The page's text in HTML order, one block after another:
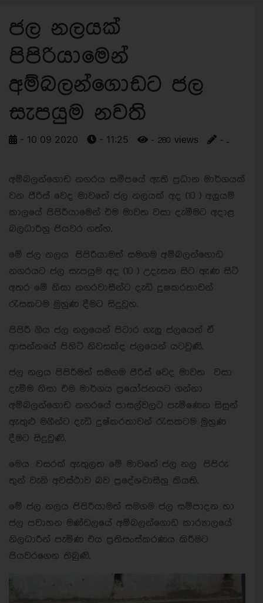
ජල නලයක්
පිපිරියාමෙන්
අම්බලන්ගොඩට ජල
සැපයුම නවති
- 10 09 2020 - 11:25 - 280 views - ..
අම්බලන්ගොඩ නගරය සමීපයේ ඇති ප්‍රධාන මාර්ගයක්
වන පීරිස් වෙද මාවතේ ජල නලයක් අද (10 ) අලුයම්
කාලයේ පිපිරීයාමෙන් එම මාවත වසා දැමීමට අදාළ
බලධාරීහු පියවර ගත්හ.
මේ ජල නලය පිපිරීයාමත් සමගම අම්බලන්ගොඩ
නගරයට ජල සැපයුම අද (10 ) උදැසන සිට ඇණ සිටි
අතර මේ නිසා නගරවාසීන්ට දැඩි දුෂකරතාවන්
රැසකටම මුහුණ දීමට සිදුවූහ.
පිපිරී ගිය ජල නලයෙන් පිටාර ගැලු ජලයෙන් ඒ
ආසන්නයේ පිහිටි නිවසක්ද ජලයෙන් යටවුණි.
ජල නලය පිපිරීමත් සමගම පීරිස් වෙද මාවත වසා
දැමීම නිසා එම මාර්ගය ප්‍රයෝජනයට ගන්නා
අම්බලන්ගොඩ නගරයේ පාසල්වලට පැමිණෙන සිසුන්
ඇතුළු මගීන්ට දැඩි දුෂ්කරතාවන් රැසකටම මුහුණ
දීමට සිදුවුණි.
මෙය වසරක් ඇතුලත මේ මාවතේ ජල නල පිපිරු
තුන් වැනි අවස්ථාව බව ප්‍රදේශවාසීහු කියති.
මේ ජල නලය පිපිරීයාමත් සමගම ජල සම්පාදන හා
ජල පවාහන මණ්ඩලයේ අම්බලන්ගොඩ කාර්‍යාලයේ
නිලධාරීන් පැමිණ එය ප්‍රතිසංස්කරණය කිරීමට
පියවරගෙන තිබුණි.